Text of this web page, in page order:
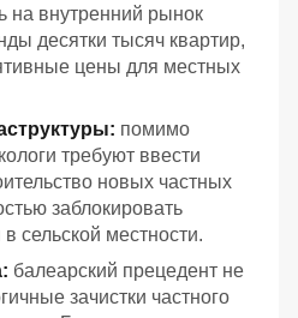
на внутренний рынок
десятки тысяч квартир,
цены для местных
помимо
требуют ввести
новых частных
заблокировать
сельской местности.
балеарский прецедент не
зачистки частного